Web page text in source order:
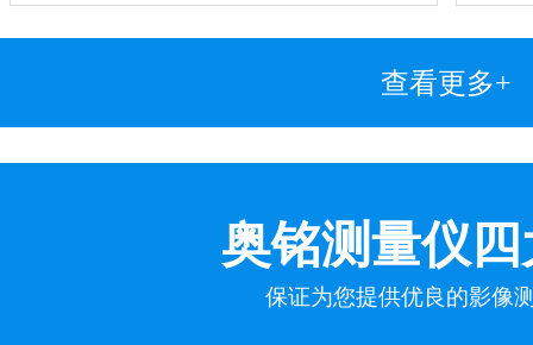
查看更多+
奥铭测量仪
保证为您提供优良的影像